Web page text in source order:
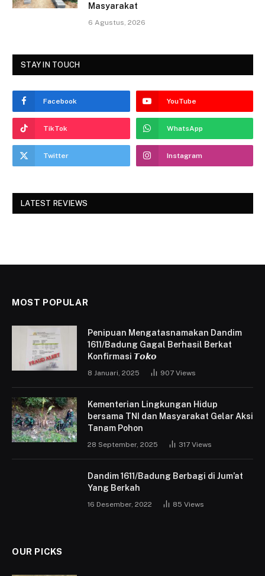
Masyarakat
6 Agustus, 2026
STAY IN TOUCH
Facebook YouTube
TikTok WhatsApp
Twitter Instagram
LATEST REVIEWS
MOST POPULAR
Penipuan Mengatasnamakan Dandim
1611/Badung Gagal Berhasil Berkat
Konfirmasi 𝙏𝙤𝙠𝙤
8 Januari, 2025 907 Views
Kementerian Lingkungan Hidup
bersama TNI dan Masyarakat Gelar Aksi
Tanam Pohon
28 September, 2025 317 Views
Dandim 1611/Badung Berbagi di Jum’at
Yang Berkah
16 Desember, 2022 85 Views
OUR PICKS